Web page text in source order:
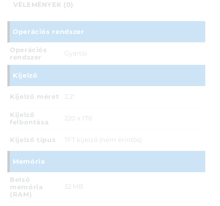
VÉLEMÉNYEK (0)
Operációs rendszer
Operációs
rendszer
Gyártói
Kijelző
Kijelző méret 2,2"
Kijelző
felbontása
220 x 176
Kijelző típus TFT kijelző (nem érintős)
Memória
Belső
memória
(RAM)
32 MB